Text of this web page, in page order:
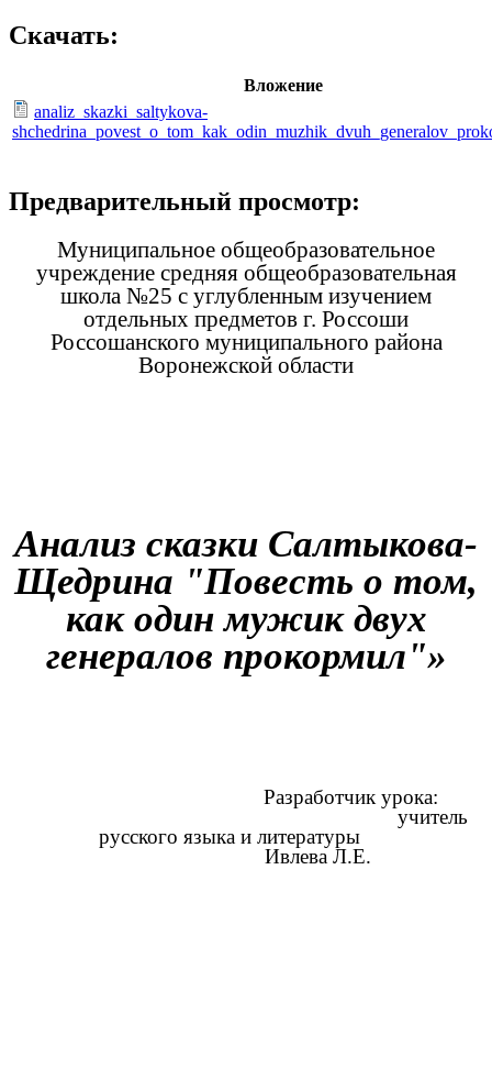
Скачать:
Вложение
analiz_skazki_saltykova-
Предварительный просмотр:
Муниципальное общеобразовательное
учреждение средняя общеобразовательная
школа №25 с углубленным изучением
отдельных предметов г. Россоши
Россошанского муниципального района
Воронежской области
Анализ сказки Салтыкова-
Щедрина "Повесть о том,
как один мужик двух
генералов прокормил"»
Разработчик урока:
учитель
русского языка и литературы
Ивлева Л.Е.